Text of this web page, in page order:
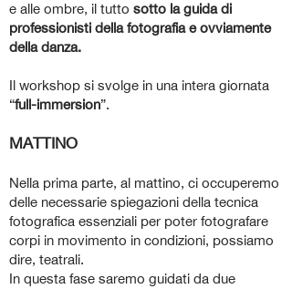
e alle ombre, il tutto sotto la guida di
professionisti della fotografia e ovviamente
della danza.
Il workshop si svolge in una intera giornata
“full-immersion”.
MATTINO
Nella prima parte, al mattino, ci occuperemo
delle necessarie spiegazioni della tecnica
fotografica essenziali per poter fotografare
corpi in movimento in condizioni, possiamo
dire, teatrali.
In questa fase saremo guidati da due